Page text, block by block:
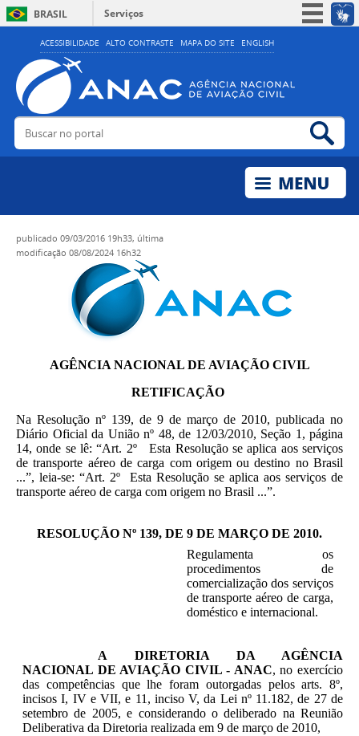
ACESSIBILIDADE ALTO CONTRASTE MAPA DO SITE ENGLISH
BRASIL
Serviços
Simplifique!
Acesso à informação
Legislação
Buscar no portal
publicado 09/03/2016 19h33, última
modificação 08/08/2024 16h32
AGÊNCIA NACIONAL DE AVIAÇÃO CIVIL
RETIFICAÇÃO
Na Resolução nº 139, de 9 de março de 2010, publicada no
Diário Oficial da União nº 48, de 12/03/2010, Seção 1, página
14, onde se lê: “Art. 2º Esta Resolução se aplica aos serviços
de transporte aéreo de carga com origem ou destino no Brasil
...”, leia-se: “Art. 2º Esta Resolução se aplica aos serviços de
transporte aéreo de carga com origem no Brasil ...”.
RESOLUÇÃO Nº 139, DE 9 DE MARÇO DE 2010.
Regulamenta os
procedimentos de
comercialização dos serviços
de transporte aéreo de carga,
doméstico e internacional.
A DIRETORIA DA AGÊNCIA
NACIONAL DE AVIAÇÃO CIVIL - ANAC, no exercício
das competências que lhe foram outorgadas pelos arts. 8º,
incisos I, IV e VII, e 11, inciso V, da Lei nº 11.182, de 27 de
setembro de 2005, e considerando o deliberado na Reunião
Deliberativa da Diretoria realizada em 9 de março de 2010,